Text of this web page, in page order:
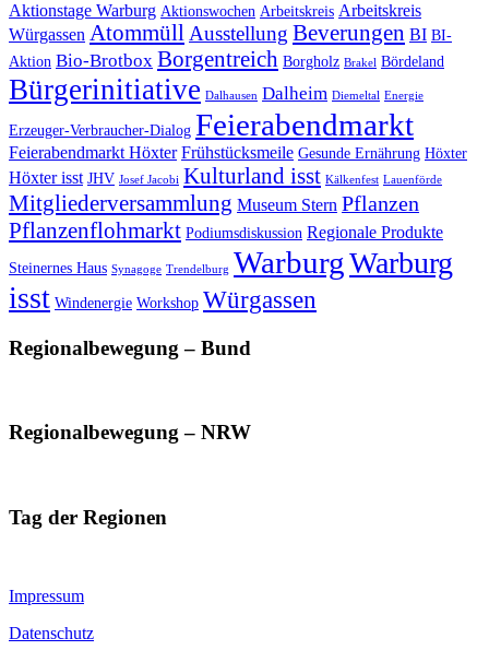
Aktionstage Warburg Aktionswochen Arbeitskreis Arbeitskreis
Würgassen Atommüll Ausstellung Beverungen BI BI-
Aktion Bio-Brotbox Borgentreich Borgholz Brakel Bördeland
Bürgerinitiative Dalhausen Dalheim Diemeltal Energie
Erzeuger-Verbraucher-Dialog Feierabendmarkt
Feierabendmarkt Höxter Frühstücksmeile Gesunde Ernährung Höxter
Höxter isst JHV Josef Jacobi Kulturland isst Kälkenfest Lauenförde
Mitgliederversammlung Museum Stern Pflanzen
Pflanzenflohmarkt Podiumsdiskussion Regionale Produkte
Steinernes Haus Synagoge Trendelburg WarburgWarburg
isst Windenergie Workshop Würgassen
Regionalbewegung – Bund
Regionalbewegung – NRW
Tag der Regionen
Impressum
Datenschutz